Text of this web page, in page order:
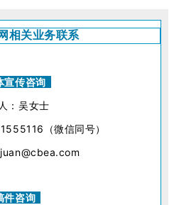
相关业务联系
宣传咨询
：吴女士
（微信同号）
件咨询